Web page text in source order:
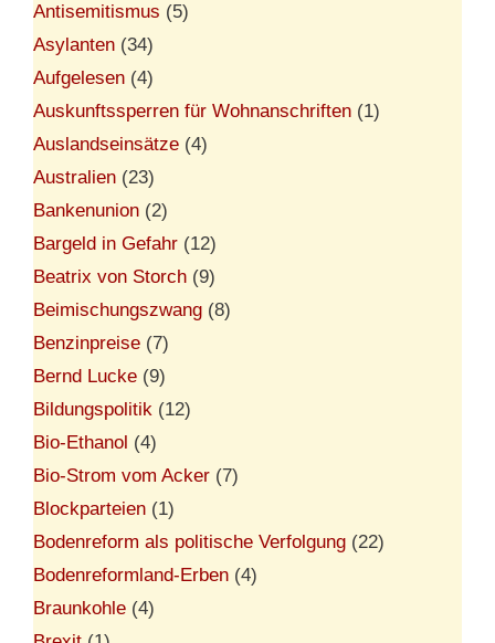
Antisemitismus (5)
Asylanten (34)
Aufgelesen (4)
Auskunftssperren für Wohnanschriften (1)
Auslandseinsätze (4)
Australien (23)
Bankenunion (2)
Bargeld in Gefahr (12)
Beatrix von Storch (9)
Beimischungszwang (8)
Benzinpreise (7)
Bernd Lucke (9)
Bildungspolitik (12)
Bio-Ethanol (4)
Bio-Strom vom Acker (7)
Blockparteien (1)
Bodenreform als politische Verfolgung (22)
Bodenreformland-Erben (4)
Braunkohle (4)